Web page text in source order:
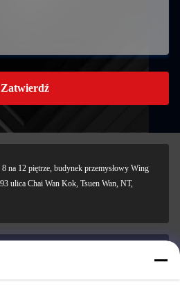
Zatwierdź
8 na 12 piętrze, budynek przemysłowy Wing
ulica Chai Wan Kok, Tsuen Wan, NT,